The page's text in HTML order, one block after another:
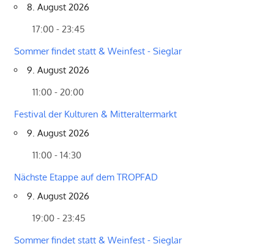
8. August 2026
17:00 - 23:45
Sommer findet statt & Weinfest - Sieglar
9. August 2026
11:00 - 20:00
Festival der Kulturen & Mitteraltermarkt
9. August 2026
11:00 - 14:30
Nächste Etappe auf dem TROPFAD
9. August 2026
19:00 - 23:45
Sommer findet statt & Weinfest - Sieglar